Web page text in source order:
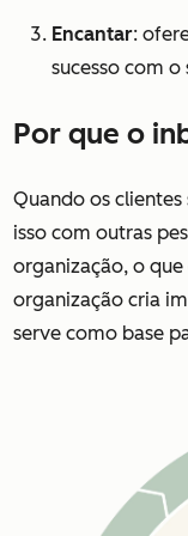
Encantar:
sucesso com
Por que o
Quando os
isso com outras
organização, o que
organização cria
serve como base